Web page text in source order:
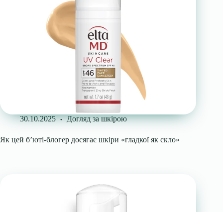
30.10.2025 Догляд за шкірою
Як цей б’юті-блогер досягає шкіри «гладкої як скло»